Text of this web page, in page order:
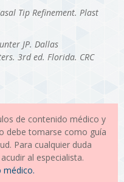
Tip Refinement. Plast
JP. Dallas
3rd ed. Florida. CRC
de contenido médico y
debe tomarse como guía
Para cualquier duda
al especialista.
médico.